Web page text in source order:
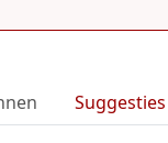
Suggesties